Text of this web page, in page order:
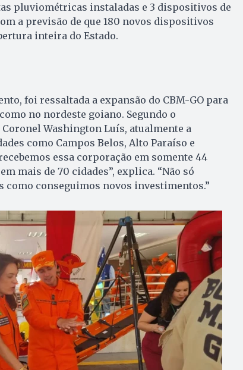
pluviométricas instaladas e 3 dispositivos de
a previsão de que 180 novos dispositivos
inteira do Estado.
foi ressaltada a expansão do CBM-GO para
no nordeste goiano. Segundo o
Coronel Washington Luís, atualmente a
como Campos Belos, Alto Paraíso e
essa corporação em somente 44
mais de 70 cidades”, explica. “Não só
como conseguimos novos investimentos.”